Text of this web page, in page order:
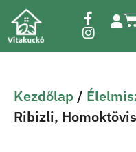
Kezdőlap /
Ribizli,